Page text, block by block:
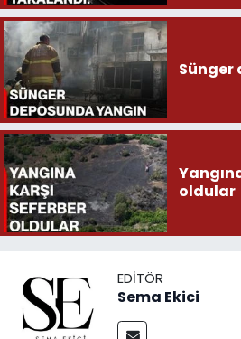
Sünger
oldular
EDITÖR
Sema Ekici